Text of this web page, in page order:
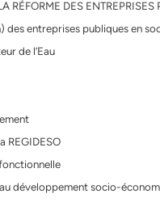
RÉFORME DES ENTREPRISES
des entreprises publiques en
de l’Eau
REGIDESO
développement socio-